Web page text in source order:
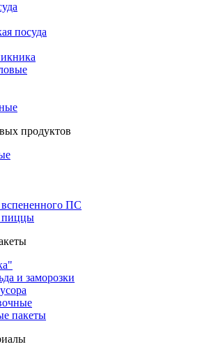
посуда
продуктов
ПС
пиццы
и заморозки
пакеты